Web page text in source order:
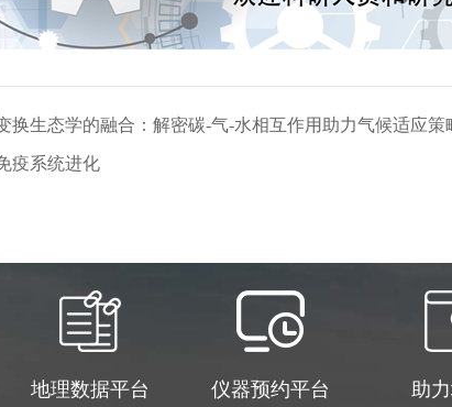
换生态学的融合：解密碳-气-水相互作用助力气候适应策
疫系统进化
地理数据平台 仪器预约平台 助